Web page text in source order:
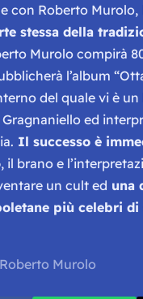
con Roberto Murolo,
stessa della
Murolo compirà
l’album “
del quale vi è
ed
Il successo è
, il brano e
un cult ed una
più celebri di
Murolo